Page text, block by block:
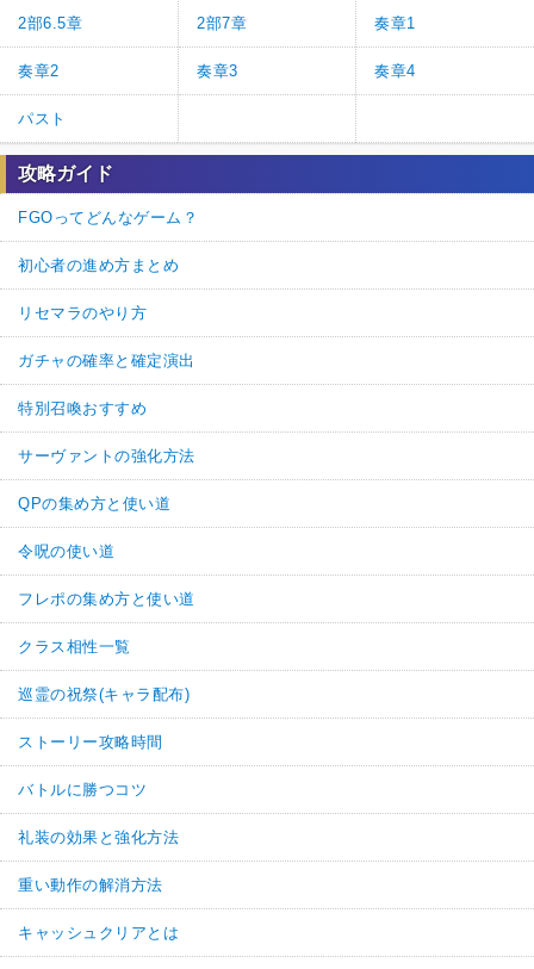
2部6.5章 2部7章 奏章1
奏章2 奏章3 奏章4
パスト
攻略ガイド
FGOってどんなゲーム？
初心者の進め方まとめ
リセマラのやり方
ガチャの確率と確定演出
特別召喚おすすめ
サーヴァントの強化方法
QPの集め方と使い道
令呪の使い道
フレポの集め方と使い道
クラス相性一覧
巡霊の祝祭(キャラ配布)
ストーリー攻略時間
バトルに勝つコツ
礼装の効果と強化方法
重い動作の解消方法
キャッシュクリアとは